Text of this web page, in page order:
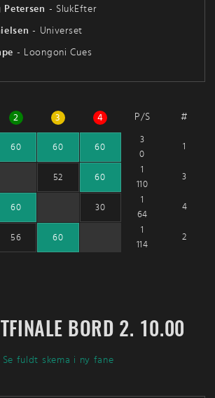
- SlukEfter
- Universet
- Loongoni Cues
2 3 4 P/S #
60 60 60
3
0
1
52 60
1
110
3
60 30
1
64
4
56 60
1
114
2
BORD 2. 10.00
Se fuldt skema i ny fane